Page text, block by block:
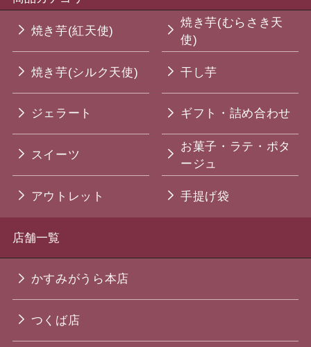
焼き芋(紅天使)
焼き芋(むらさき天
使)
焼き芋(シルク天使) 干し芋
ジェラート ギフト・詰め合わせ
スイーツ
お菓子・ラテ・ポタ
ージュ
アウトレット 手提げ袋
店舗一覧
かすみがうら本店
つくば店